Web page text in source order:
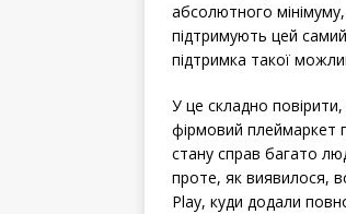
абсолютного
підтримують цей
підтримка такої
У це складно
фірмовий плеймаркет
стану справ багато
проте, як виявилося,
Play, куди додали